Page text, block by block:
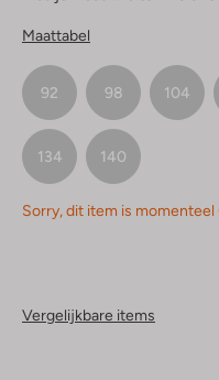
Maattabel
92 98 104
134 140
Sorry, dit item is
Vergelijkbare items